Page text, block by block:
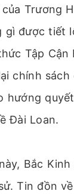
Trương
gì được tiết
Tập Cận
chính sách
hướng
Đài Loan.
Bắc
Tin đồn